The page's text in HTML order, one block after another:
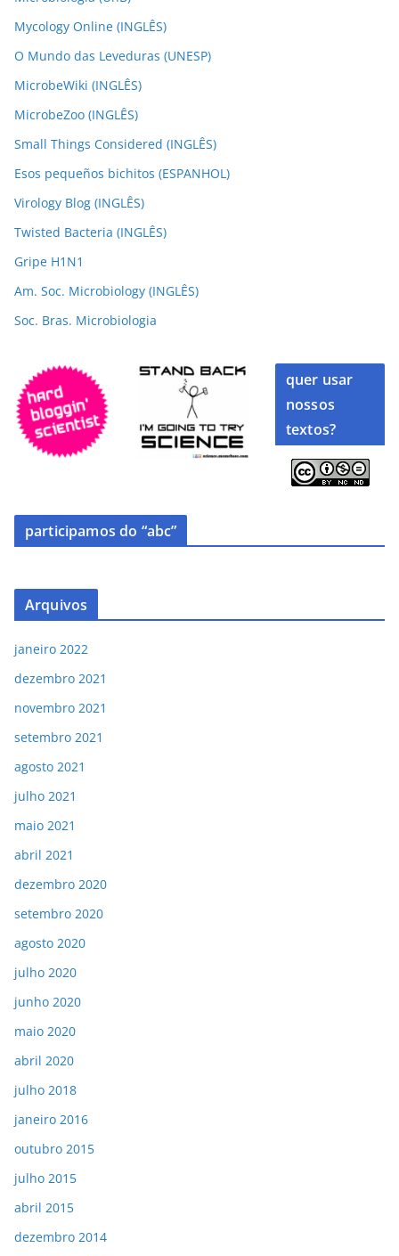
Mycology Online (INGLÊS)
O Mundo das Leveduras (UNESP)
MicrobeWiki (INGLÊS)
MicrobeZoo (INGLÊS)
Small Things Considered (INGLÊS)
Esos pequeños bichitos (ESPANHOL)
Virology Blog (INGLÊS)
Twisted Bacteria (INGLÊS)
Gripe H1N1
Am. Soc. Microbiology (INGLÊS)
Soc. Bras. Microbiologia
quer usar
nossos
textos?
participamos do “abc”
Arquivos
janeiro 2022
dezembro 2021
novembro 2021
setembro 2021
agosto 2021
julho 2021
maio 2021
abril 2021
dezembro 2020
setembro 2020
agosto 2020
julho 2020
junho 2020
maio 2020
abril 2020
julho 2018
janeiro 2016
outubro 2015
julho 2015
abril 2015
dezembro 2014